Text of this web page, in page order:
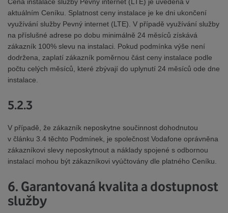
aktuálním Ceníku. Splatnost ceny instalace je ke dni ukončení
využívání služby Pevný internet (LTE). V případě využívání služby
na příslušné adrese po dobu minimálně 24 měsíců získává
zákazník 100% slevu na instalaci. Pokud podmínka výše není
dodržena, zaplatí zákazník poměrnou část ceny instalace podle
počtu celých měsíců, které zbývají do uplynutí 24 měsíců ode dne
instalace.
5.2.3
V případě, že zákazník neposkytne součinnost dohodnutou
v článku 3.4 těchto Podmínek, je společnost Vodafone oprávněna
zákazníkovi slevy neposkytnout a náklady spojené s odbornou
instalací mohou být zákazníkovi vyúčtovány dle platného Ceníku.
6. Garantovaná kvalita a dostupnost
služby